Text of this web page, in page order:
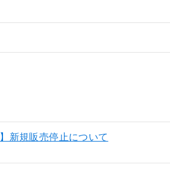
新規販売停止について